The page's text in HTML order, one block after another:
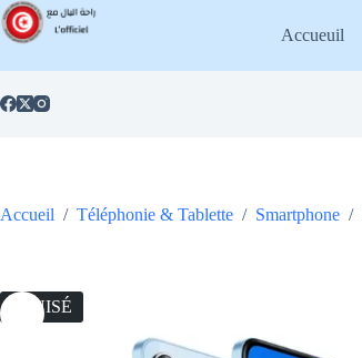
Passer
au
contenu
Accueuil
Accueil / Téléphonie & Tablette / Smartphone /
ÉPUISÉ